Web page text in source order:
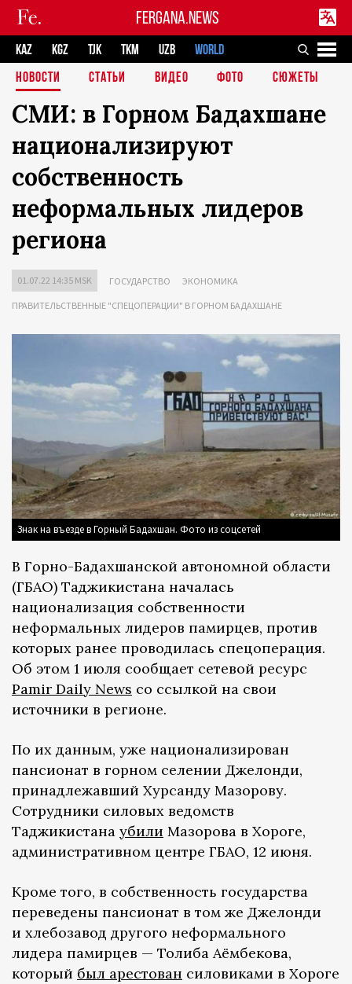
FERGANA.NEWS
KAZ KGZ TJK TKM UZB
WORLD
НОВОСТИ
СТАТЬИ ВИДЕО ФОТО СЮЖЕТЫ
СМИ: в Горном Бадахшане
национализируют
собственность
неформальных лидеров
региона
01.07.22 14:35 MSK ГОСУДАРСТВО ЭКОНОМИКА
ПРАВИТЕЛЬСТВЕННЫЕ "СПЕЦОПЕРАЦИИ" В ГОРНОМ БАДАХШАНЕ
Знак на въезде в Горный Бадахшан. Фото из соцсетей
В Горно-Бадахшанской автономной области
(ГБАО) Таджикистана началась
национализация собственности
неформальных лидеров памирцев, против
которых ранее проводилась спецоперация.
Об этом 1 июля сообщает сетевой ресурс
Pamir Daily News со ссылкой на свои
источники в регионе.
По их данным, уже национализирован
пансионат в горном селении Джелонди,
принадлежавший Хурсанду Мазорову.
Сотрудники силовых ведомств
Таджикистана убили Мазорова в Хороге,
административном центре ГБАО, 12 июня.
Кроме того, в собственность государства
переведены пансионат в том же Джелонди
и хлебозавод другого неформального
лидера памирцев — Толиба Аёмбекова,
который был арестован силовиками в Хороге